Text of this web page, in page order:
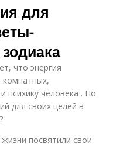
для
что энергия
комнатных,
психику человека . Но
для своих целей в
посвятили свои